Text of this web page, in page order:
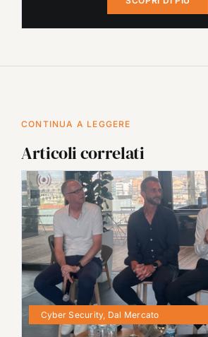
CONTINUA A LEGGERE
Articoli correlati
Cyber Security, Dal Mercato